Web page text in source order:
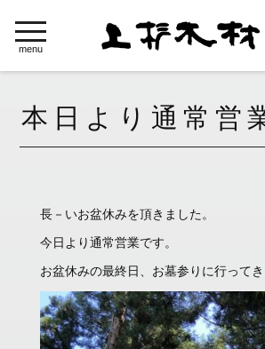
toggle
navigation
menu
本日より通常営
長－いお盆休みを頂きました。
今日より通常営業です。
お盆休みの最終日、お墓参りに行ってき